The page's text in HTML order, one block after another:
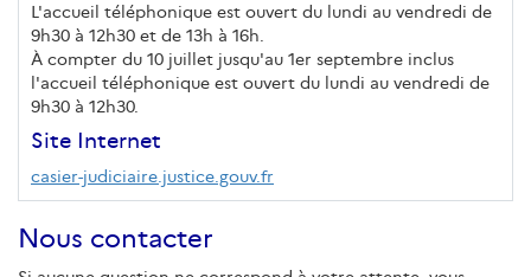
L'accueil téléphonique est ouvert du lundi au vendredi de
9h30 à 12h30 et de 13h à 16h.
À compter du 10 juillet jusqu'au 1er septembre inclus
l'accueil téléphonique est ouvert du lundi au vendredi de
9h30 à 12h30.
Site Internet
casier-judiciaire.justice.gouv.fr
Nous contacter